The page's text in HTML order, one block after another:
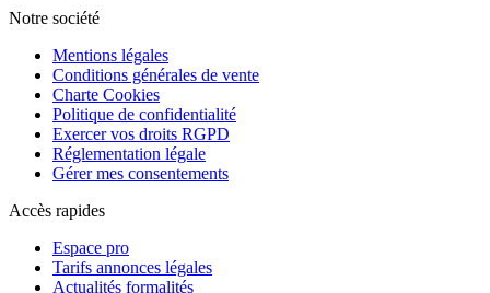
Notre société
Mentions légales
Conditions générales de vente
Charte Cookies
Politique de confidentialité
Exercer vos droits RGPD
Réglementation légale
Gérer mes consentements
Accès rapides
Espace pro
Tarifs annonces légales
Actualités formalités